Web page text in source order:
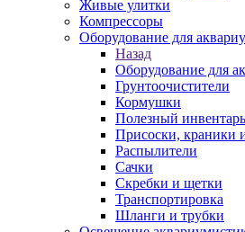
Живые улитки
Компрессоры
Оборудование для
Назад
Оборудование для
Грунтоочистители
Кормушки
Полезный инвентарь
Присоски, краники
Распылители
Сачки
Скребки и щетки
Транспортировка
Шланги и трубки